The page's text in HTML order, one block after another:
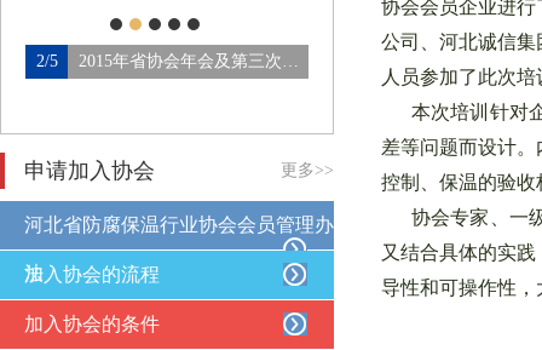
2/5 2015年省协会年会及第三次会…
申请加入协会 更多>>
河北省防腐保温行业协会会员管理办
法
加入协会的流程
加入协会的条件
协会会员企业进
公司、河北诚信
人员参加了此次培
本次培训针对企
差等问题而设计
控制、保温的验
协会专家、一级
又结合具体的实
导性和可操作性